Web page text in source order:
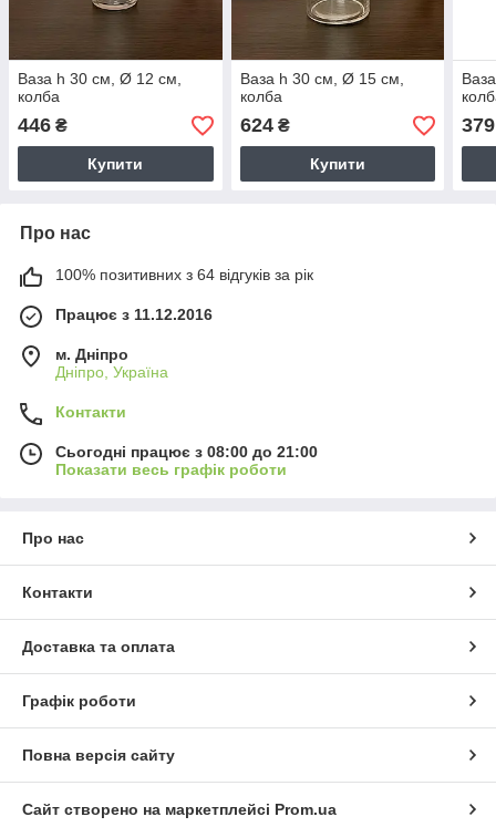
Ваза h 30 см, Ø 12 см,
колба
446 ₴
Купити
Ваза h 30 см, Ø 15 см,
колба
624₴
Купити
379
Про нас
100% позитивних з 64 відгуків за рік
Працює з 11.12.2016
м. Дніпро
Дніпро, Україна
Контакти
Сьогодні працює з 08:00 до 21:00
Показати весь графік роботи
Про нас
Контакти
Доставка та оплата
Графік роботи
Повна версія сайту
Сайт створено на маркетплейсі Prom.ua